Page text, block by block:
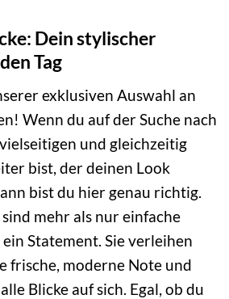
Dein stylischer
Tag
exklusiven Auswahl an
Wenn du auf der Suche nach
und gleichzeitig
bist, der deinen Look
bist du hier genau richtig.
mehr als nur einfache
ein Statement. Sie verleihen
frische, moderne Note und
Blicke auf sich. Egal, ob du